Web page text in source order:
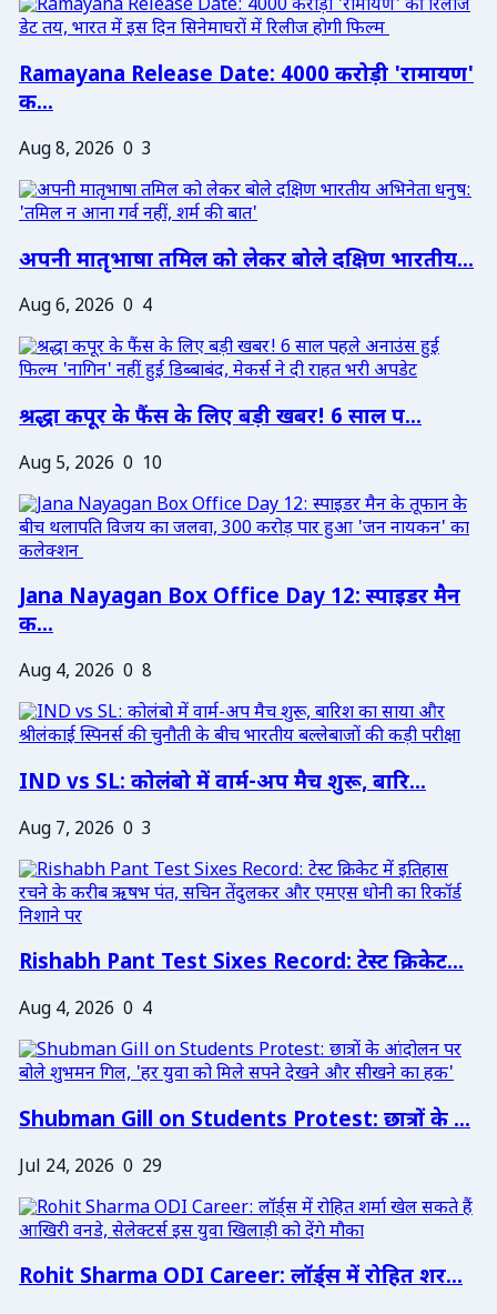
Ramayana Release Date: 4000 करोड़ी 'रामायण'
क...
Aug 8, 2026 0 3
अपनी मातृभाषा तमिल को लेकर बोले दक्षिण भारतीय...
Aug 6, 2026 0 4
श्रद्धा कपूर के फैंस के लिए बड़ी खबर! 6 साल प...
Aug 5, 2026 0 10
Jana Nayagan Box Office Day 12: स्पाइडर मैन
क...
Aug 4, 2026 0 8
IND vs SL: कोलंबो में वार्म-अप मैच शुरू, बारि...
Aug 7, 2026 0 3
Rishabh Pant Test Sixes Record: टेस्ट क्रिकेट...
Aug 4, 2026 0 4
Shubman Gill on Students Protest: छात्रों के ...
Jul 24, 2026 0 29
Rohit Sharma ODI Career: लॉर्ड्स में रोहित शर...